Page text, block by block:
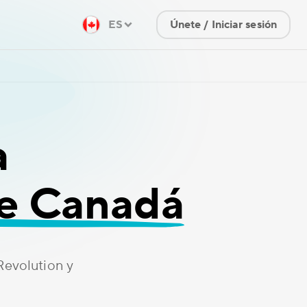
ES Únete / Iniciar sesión
Canadá
y